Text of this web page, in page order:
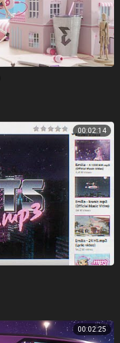
00:02:14
00:02:25